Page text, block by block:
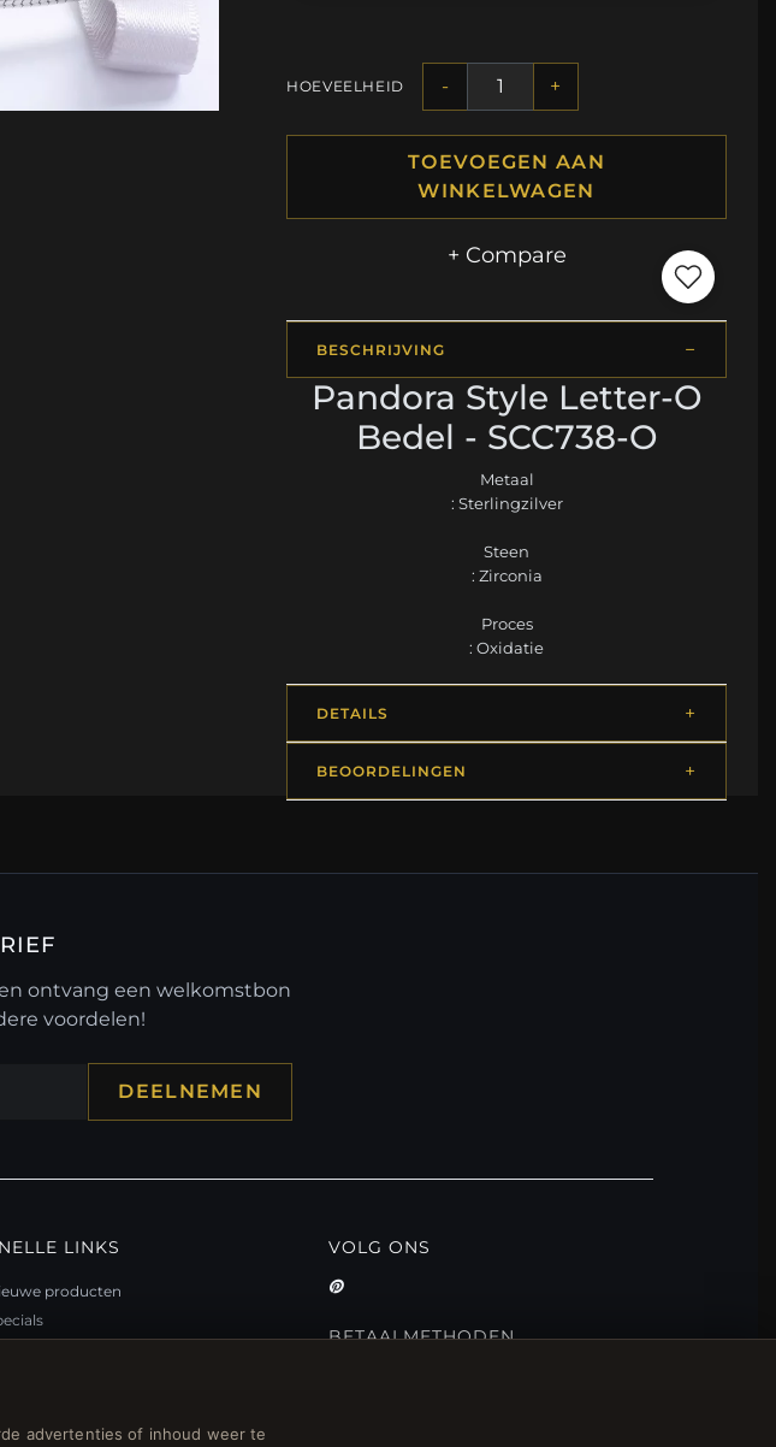
advertenties of inhoud weer te
HOEVEELHEID - +
TOEVOEGEN AAN
WINKELWAGEN
+ Compare
BESCHRIJVING
Pandora Style Letter-O
Bedel - SCC738-O
Metaal
: Sterlingzilver
Steen
: Zirconia
Proces
: Oxidatie
DETAILS
BEOORDELINGEN
ontvang een welkomstbon
voordelen!
DEELNEMEN
LINKS
producten
VOLG ONS
BETAALMETHODEN